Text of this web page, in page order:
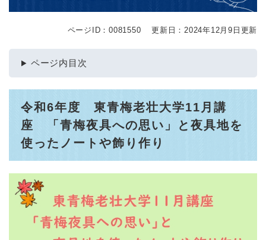
ページID：0081550 更新日：2024年12月9日更新
ページ内目次
令和6年度 東青梅老壮大学11月講
座 「青梅夜具への思い」と夜具地を
使ったノートや飾り作り